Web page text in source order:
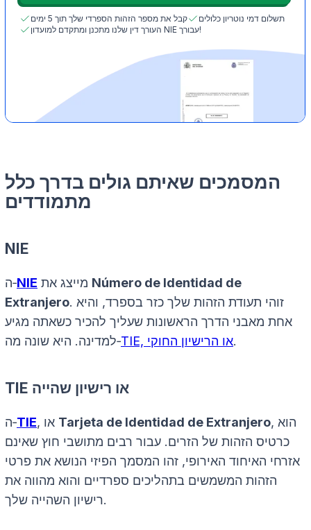
קבל את מספר הזהות הספרדי שלך תוך 5 ימים
תשלום דמי נוטריון כלולים
העורך דין שלנו מתכנן ומתקדם למועדון NIE עבורך!
המסמכים שאיתם גולים בדרך כלל
מתמודדים
NIE
ה‑NIE
Número de Identidad de
Extranjero. זוהי תעודת הזהות שלך כזר בספרד, והיא
אחת מאבני הדרך הראשונות שעליך להכיר כשאתה מגיע
למדינה. היא שונה מה‑
TIE, או הרישיון החוקי.
TIE או רישיון שהייה
ה‑TIE Tarjeta de Identidad de Extranjero, הוא
כרטיס הזהות של הזרים. עבור רבים מתושבי חוץ שאינם
אזרחי האיחוד האירופי, זהו המסמך הפיזי הנושא את פרטי
הזהות המשמשים בתהליכים ספרדיים והוא מהווה את
רישיון השהייה שלך.